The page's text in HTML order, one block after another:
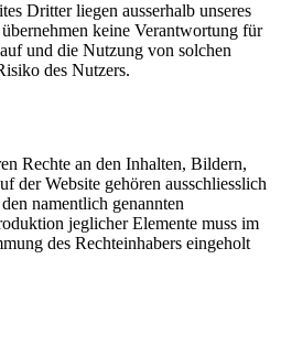
Dritter liegen ausserhalb unseres
keine Verantwortung für
und die Nutzung von solchen
des Nutzers.
Rechte an den Inhalten, Bildern,
der Website gehören ausschliesslich
namentlich genannten
jeglicher Elemente muss im
des Rechteinhabers eingeholt